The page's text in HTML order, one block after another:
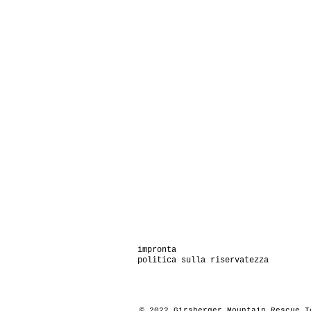
impronta
politica sulla riservatezza